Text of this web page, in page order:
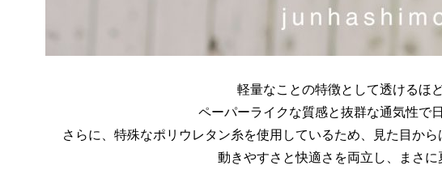
軽量なことの特徴として透けるほ
ペーパーライクな質感と抜群な通気性で
さらに、特殊なポリウレタン糸を使用しているため、見た目か
動きやすさと快適さを両立し、まさに